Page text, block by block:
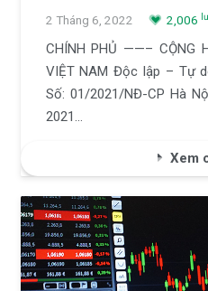
2 Tháng 6, 2022 2,006
CHÍNH PHỦ ——– CỘNG
VIỆT NAM Độc lập –
Số: 01/2021/NĐ-CP Hà
2021…
Xem